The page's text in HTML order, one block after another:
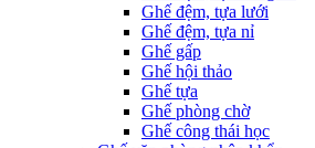
Ghế đệm, tựa lưới
Ghế đệm, tựa nỉ
Ghế gấp
Ghế hội thảo
Ghế tựa
Ghế phòng chờ
Ghế công thái học